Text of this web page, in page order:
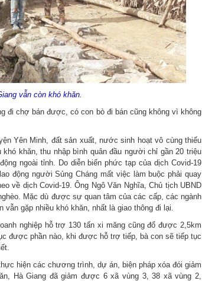
vẫn còn khó khăn.
đi chợ bán được, có con bò đi bán cũng không vì không
Yên Minh, đất sản xuất, nước sinh hoạt vô cùng thiếu
khăn, thu nhập bình quân đầu người chỉ gần 20 triệu
ngoài tỉnh. Do diễn biến phức tạp của dịch Covid-19
động người Sủng Cháng mất việc làm buộc phải quay
về dịch Covid-19. Ông Ngô Văn Nghĩa, Chủ tịch UBND
Mặc dù được sự quan tâm của các cấp, các ngành
gặp nhiều khó khăn, nhất là giao thông đi lại.
nghiệp hỗ trợ 130 tấn xi măng cũng đổ được 2,5km
được phần nào, khi được hỗ trợ tiếp, bà con sẽ tiếp tục
hiện các chương trình, dự án, biện pháp xóa đói giảm
Hà Giang đã giảm được 6 xã vùng 3, 38 xã vùng 2,